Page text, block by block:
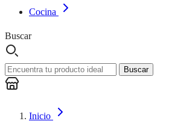
Cocina
Buscar
Buscar
Inicio